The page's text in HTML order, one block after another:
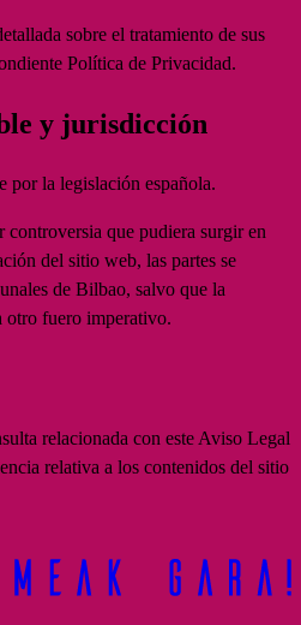
sobre el tratamiento de sus
Política de Privacidad.
y jurisdicción
por la legislación española.
controversia que pudiera surgir en
del sitio web, las partes se
de Bilbao, salvo que la
otro fuero imperativo.
relacionada con este Aviso Legal
relativa a los contenidos del sitio